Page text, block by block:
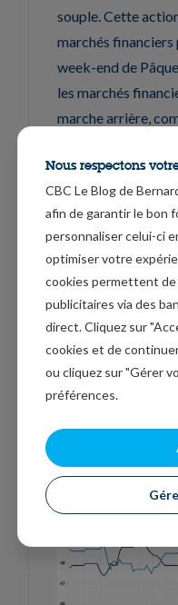
souple. Cette
marchés financiers
week-end de
les marchés
marche arrière,
Même si M.
nomination d’un
peu probable que
Sénat américain.
aient confirmé
Donald Trump, il
choix aussi
mandat. De
confrontés à de
(voir figure 1).
Nous respectons
CBC Le Blog de
afin de garantir le bon
personnaliser celui-ci
optimiser votre
cookies permettent de
publicitaires via des
direct. Cliquez sur
cookies et de
ou cliquez sur "Gérer
préférences.